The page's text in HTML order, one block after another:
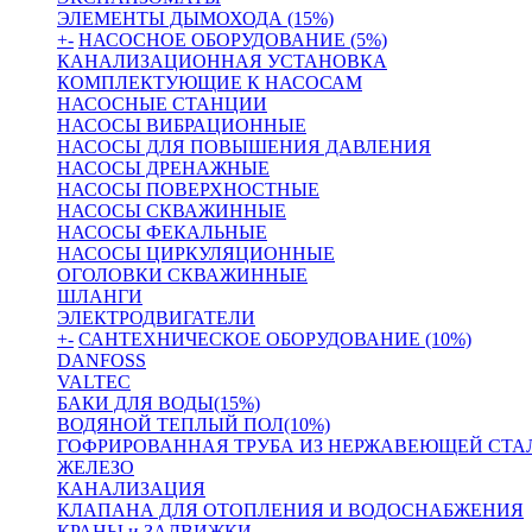
ЭЛЕМЕНТЫ ДЫМОХОДА (15%)
+- НАСОСНОЕ ОБОРУДОВАНИЕ (5%)
КАНАЛИЗАЦИОННАЯ УСТАНОВКА
КОМПЛЕКТУЮЩИЕ К НАСОСАМ
НАСОСНЫЕ СТАНЦИИ
НАСОСЫ ВИБРАЦИОННЫЕ
НАСОСЫ ДЛЯ ПОВЫШЕНИЯ ДАВЛЕНИЯ
НАСОСЫ ДРЕНАЖНЫЕ
НАСОСЫ ПОВЕРХНОСТНЫЕ
НАСОСЫ СКВАЖИННЫЕ
НАСОСЫ ФЕКАЛЬНЫЕ
НАСОСЫ ЦИРКУЛЯЦИОННЫЕ
ОГОЛОВКИ СКВАЖИННЫЕ
ШЛАНГИ
ЭЛЕКТРОДВИГАТЕЛИ
+- САНТЕХНИЧЕСКОЕ ОБОРУДОВАНИЕ (10%)
DANFOSS
VALTEC
БАКИ ДЛЯ ВОДЫ(15%)
ВОДЯНОЙ ТЕПЛЫЙ ПОЛ(10%)
ГОФРИРОВАННАЯ ТРУБА ИЗ НЕРЖАВЕЮЩЕЙ
ЖЕЛЕЗО
КАНАЛИЗАЦИЯ
КЛАПАНА ДЛЯ ОТОПЛЕНИЯ И ВОДОСНАБЖЕНИЯ